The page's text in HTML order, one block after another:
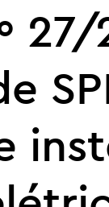
27/